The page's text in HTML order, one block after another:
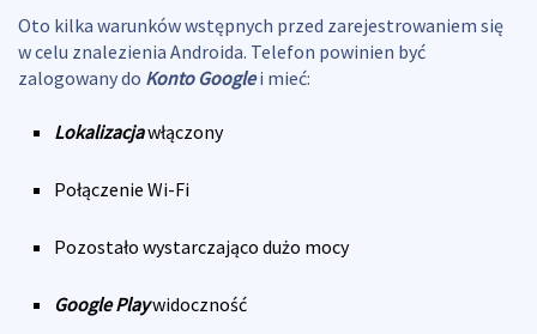
Oto kilka warunków wstępnych przed zarejestrowaniem się
w celu znalezienia Androida. Telefon powinien być
zalogowany do Konto Googlei mieć:
Lokalizacjawłączony
Połączenie Wi-Fi
Pozostało wystarczająco dużo mocy
Google Playwidoczność